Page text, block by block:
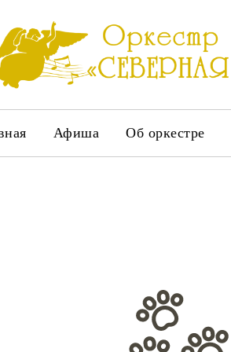
Афиша Об оркестре